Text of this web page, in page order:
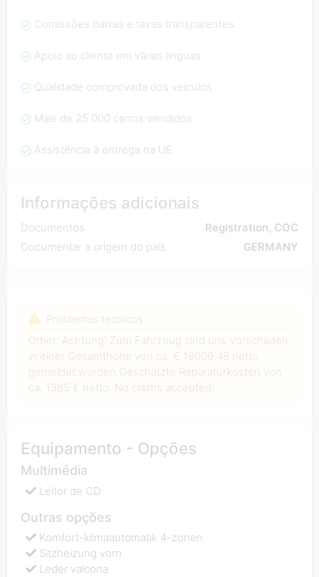
Comissões baixas e taxas transparentes
Apoio ao cliente em várias línguas
Qualidade comprovada dos veículos
Mais de 25 000 carros vendidos
Assistência à entrega na UE
Informações adicionais
Documentos
Registration, COC
Documentar a origem do país
GERMANY
Problemas técnicos
Other: Achtung! Zum Fahrzeug sind uns Vorschäden
in einer Gesamthöhe von ca. € 19009.48 netto
gemeldet worden.Geschätzte Reparaturkosten von
ca. 1385 € netto. No claims accepted!
Equipamento - Opções
Multimédia
Leitor de CD
Outras opções
Komfort-klimaautomatik 4-zonen
Sitzheizung vorn
Leder valcona